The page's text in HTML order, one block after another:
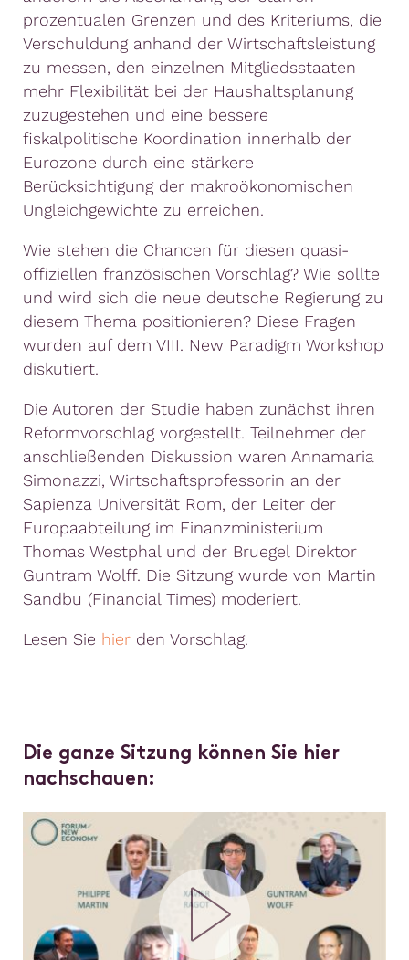
prozentualen Grenzen und des Kriteriums, die
Verschuldung anhand der Wirtschaftsleistung
zu messen, den einzelnen Mitgliedsstaaten
mehr Flexibilität bei der Haushaltsplanung
zuzugestehen und eine bessere
fiskalpolitische Koordination innerhalb der
Eurozone durch eine stärkere
Berücksichtigung der makroökonomischen
Ungleichgewichte zu erreichen.
Wie stehen die Chancen für diesen quasi-
offiziellen französischen Vorschlag? Wie sollte
und wird sich die neue deutsche Regierung zu
diesem Thema positionieren? Diese Fragen
wurden auf dem VIII. New Paradigm Workshop
diskutiert.
Die Autoren der Studie haben zunächst ihren
Reformvorschlag vorgestellt. Teilnehmer der
anschließenden Diskussion waren Annamaria
Simonazzi, Wirtschaftsprofessorin an der
Sapienza Universität Rom, der Leiter der
Europaabteilung im Finanzministerium
Thomas Westphal und der Bruegel Direktor
Guntram Wolff. Die Sitzung wurde von Martin
Sandbu (Financial Times) moderiert.
Lesen Sie hier den Vorschlag.
Die ganze Sitzung können Sie hier
nachschauen: